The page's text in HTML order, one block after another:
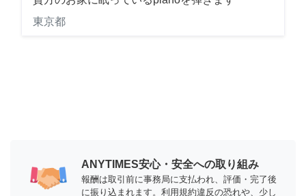
東京都
ANYTIMES安心・安全への取り組み
報酬は取引前に事務局に支払われ、評価・完了後
に振り込まれます。利用規約違反の恐れや、少し